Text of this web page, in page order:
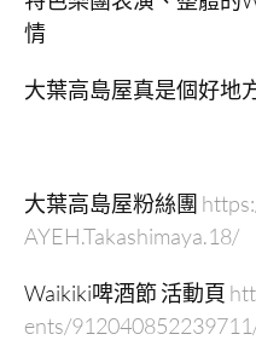
情
大葉高島屋真是個好地
大葉高島屋粉絲團
AYEH.Takashimaya.18/
Waikiki啤酒節 活動頁
ents/